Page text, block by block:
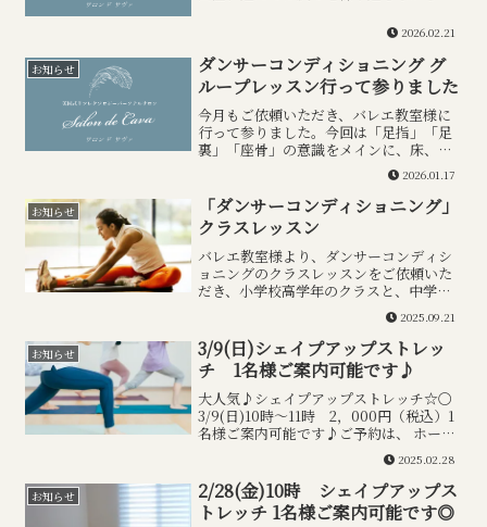
ご予約はお陰様で満了となっておりま
す。■現時点で3月は下記日程のご案内が
可能です（2/20時点...
2026.02.21
お知らせ
ダンサーコンディショニング グ
ループレッスン行って参りました
今月もご依頼いただき、バレエ教室様に
行って参りました。今回は「足指」「足
裏」「座骨」の意識をメインに、床、バ
ー、センターにてトレーニングを行わせ
ていただきました。バレエの動きは大変
奥が深く、形だけではなく、どこを使う
か？がとても重要になって...
2026.01.17
お知らせ
「ダンサーコンディショニング」
クラスレッスン
バレエ教室様より、ダンサーコンディシ
ョニングのクラスレッスンをご依頼いた
だき、小学校高学年のクラスと、中学生
以上のクラスの2クラスのコンディショニ
ングを行わせいただきました。小学校高
学年クラスでは、バレエの基本ポジショ
ンの大切さをお伝えし、...
2025.09.21
お知らせ
3/9(日)シェイプアップストレッ
チ 1名様ご案内可能です♪
大人気♪シェイプアップストレッチ☆〇
3/9(日)10時～11時 2，000円（税込）1
名様ご案内可能です♪ご予約は、 ホーム
ページのお問合せフォーム 予約システム
のお問い合わせフォームオフィシャルＬ
ＩＮＥアカウントトーク インスタグラム
メッ...
2025.02.28
お知らせ
2/28(金)10時 シェイプアップス
トレッチ 1名様ご案内可能です◎